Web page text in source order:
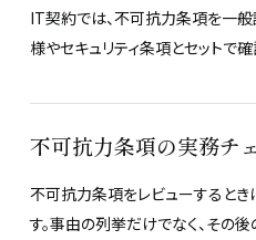
IT契約では、不可抗力条項を一
様やセキュリティ条項とセットで確
不可抗力条項の実務チ
不可抗力条項をレビューするとき
す。事由の列挙だけでなく、その